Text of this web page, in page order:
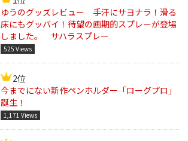
ゆうのグッズレビュー 手汗にサヨナラ！滑る
床にもグッバイ！待望の画期的スプレーが登場
しました。 サハラスプレー
525 Views
2位
今までにない新作ペンホルダー「ローグプロ」
誕生！
1,171 Views